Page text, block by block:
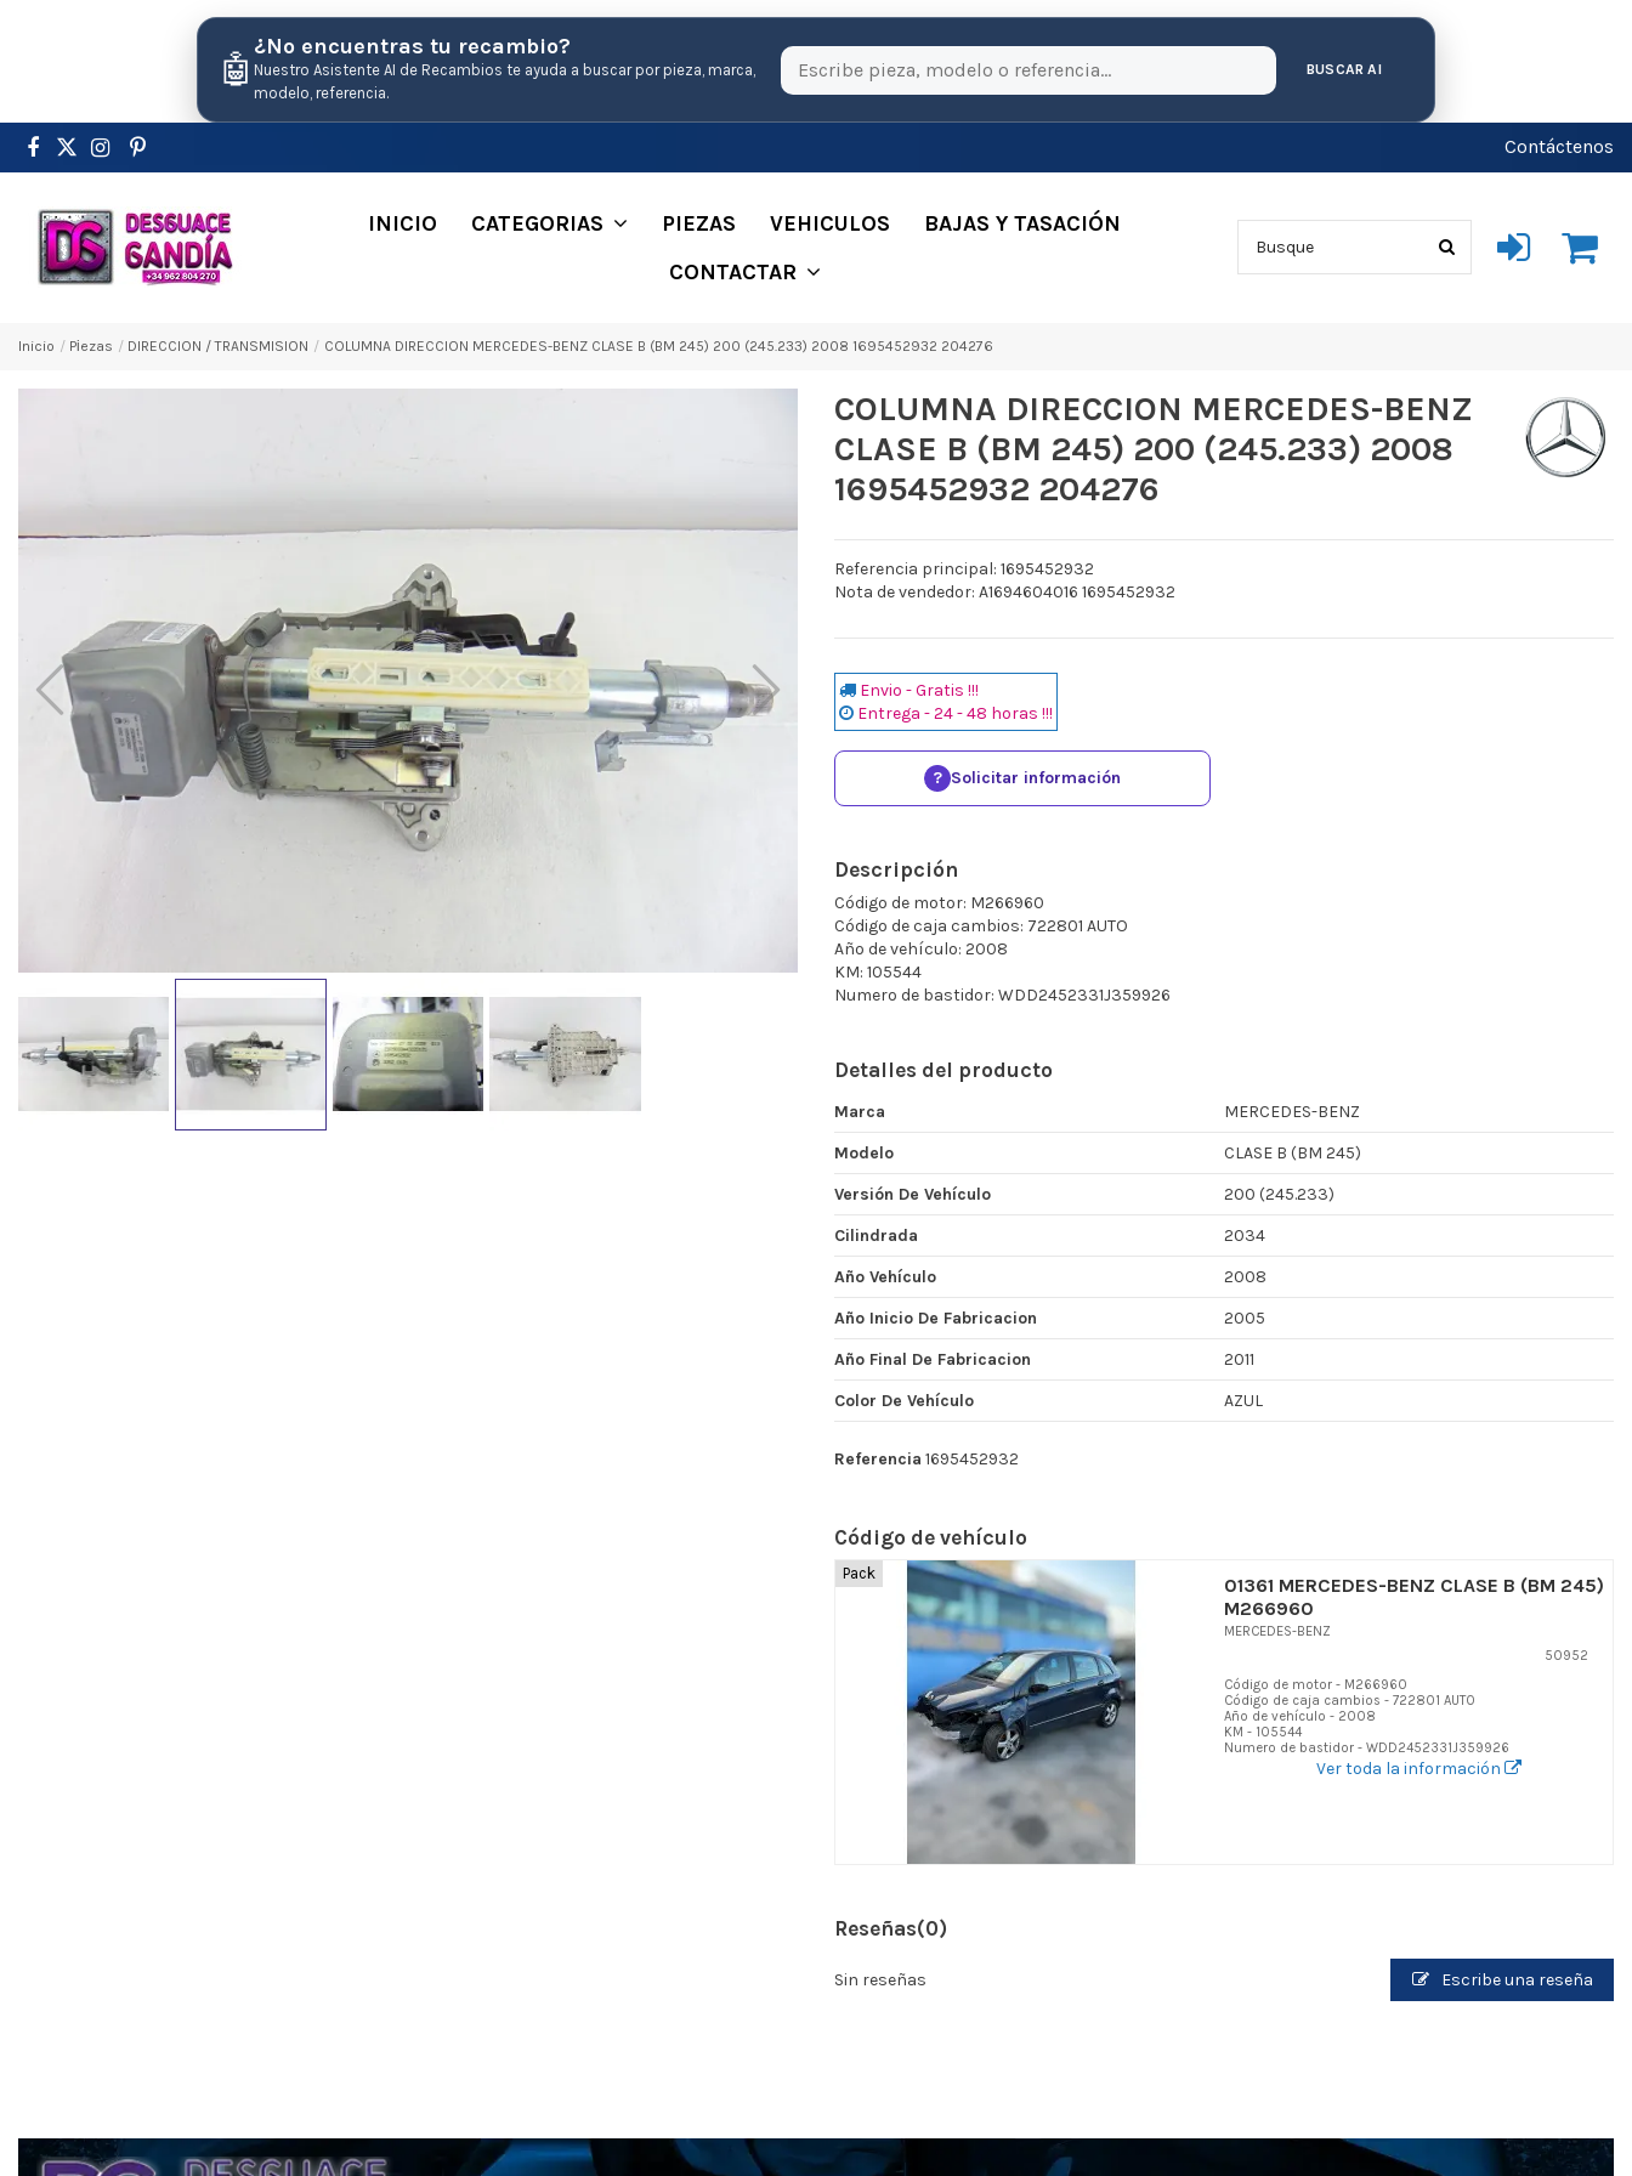
🤖
¿No encuentras tu recambio?
Nuestro Asistente AI de Recambios te ayuda a buscar por pieza, marca,
modelo, referencia.
BUSCAR AI
Contáctenos
INICIO CATEGORIAS PIEZAS VEHICULOS
BAJAS Y TASACIÓN
CONTACTAR
Inicio Pіezas DIRECCION / TRANSMISION COLUMNA DIRECCION MERCEDES-BENZ CLASE B (BM 245) 200 (245.233) 2008 1695452932 204276
COLUMNA DIRECCION MERCEDES-BENZ
CLASE B (BM 245) 200 (245.233) 2008
1695452932 204276
Referencia principal: 1695452932
Nota de vendedor: A1694604016 1695452932
Envio - Gratis !!!
Entrega - 24 - 48 horas !!!
? Solicitar información
Descripción
Código de motor: M266960
Código de caja cambios: 722801 AUTO
Año de vehículo: 2008
KM: 105544
Numero de bastidor: WDD2452331J359926
Detalles del producto
Marca
MERCEDES-BENZ
Modelo
CLASE B (BM 245)
Versión De Vehículo
200 (245.233)
Cilindrada
2034
Año Vehículo
2008
Año Inicio De Fabricacion
2005
Año Final De Fabricacion
2011
Color De Vehículo
AZUL
Referencia 1695452932
Código de vehículo
Pack
01361 MERCEDES-BENZ CLASE B (BM 245)
M266960
MERCEDES-BENZ
50952
Código de motor - M266960
Código de caja cambios - 722801 AUTO
Año de vehículo - 2008
KM - 105544
Numero de bastidor - WDD2452331J359926
Ver toda la información
Reseñas(0)
Sin reseñas Escribe una reseña